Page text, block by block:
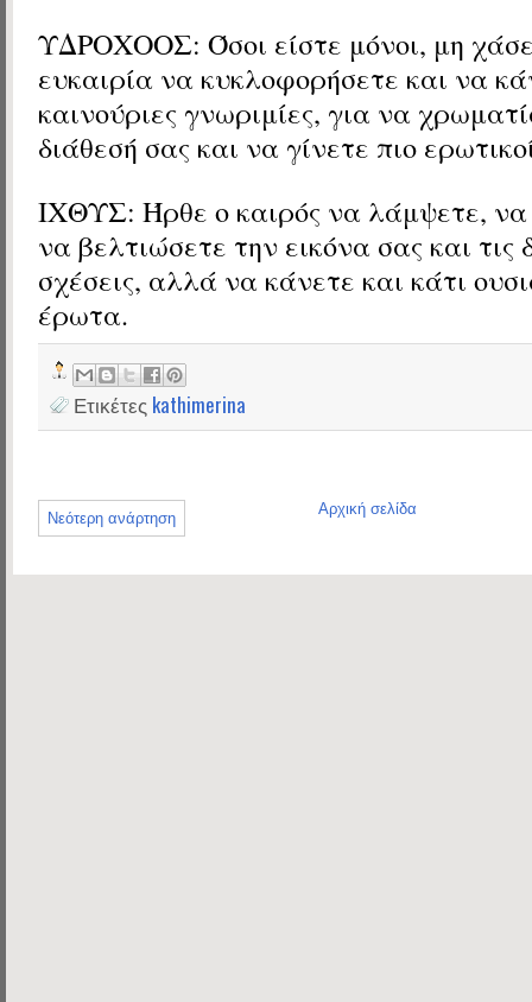
ΥΔΡΟΧΟΟΣ: Όσοι είστε μόνοι, μη
ευκαιρία να κυκλοφορήσετε και να
καινούριες γνωριμίες, για να
διάθεσή σας και να γίνετε πιο
ΙΧΘΥΣ: Ήρθε ο καιρός να λάμψετε, να
να βελτιώσετε την εικόνα σας και τις
σχέσεις, αλλά να κάνετε και κάτι
έρωτα.
Ετικέτες kathimerina
Νεότερη ανάρτηση
Αρχική σελίδα